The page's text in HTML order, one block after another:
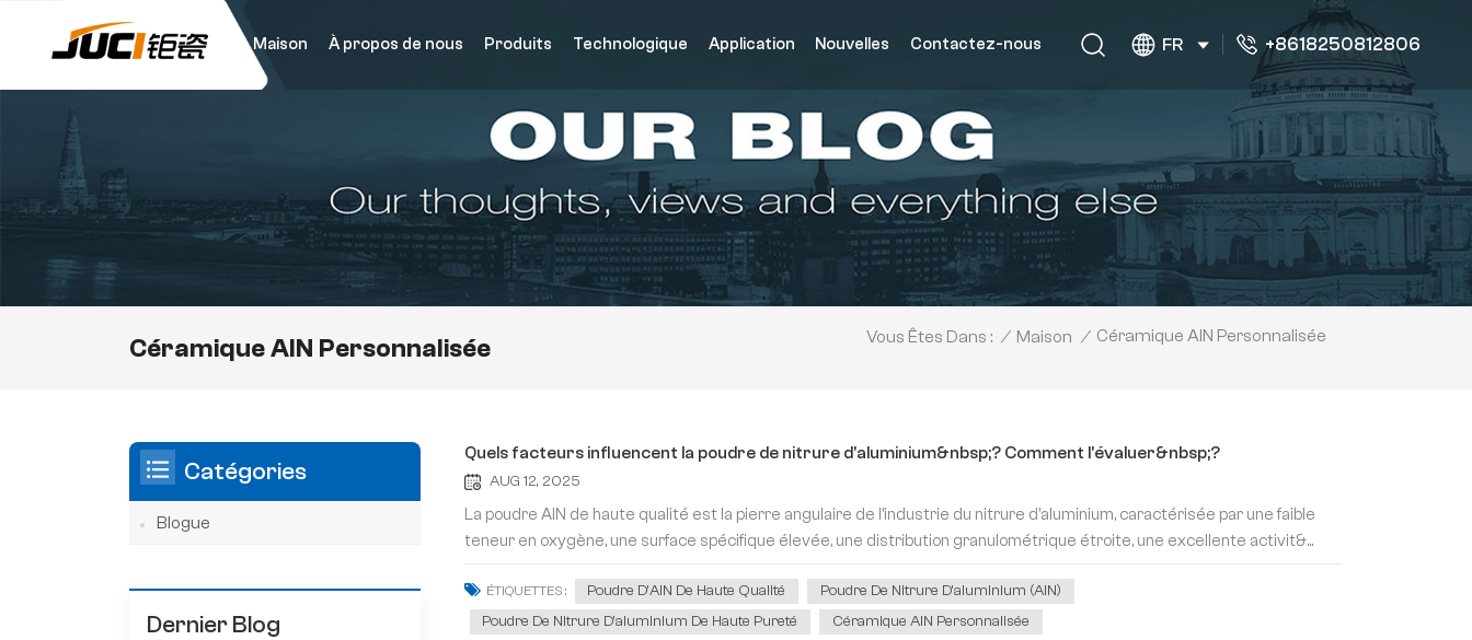
Maison À propos de nous Produits Technologique Application Nouvelles Contactez-nous FR +8618250812806
Céramique AlN Personnalisée Vous Êtes Dans : / Maison / Céramique AlN Personnalisée
Quels facteurs influencent la poudre de nitrure d'aluminium&nbsp;? Comment l'évaluer&nbsp;?
AUG 12, 2025
La poudre AlN de haute qualité est la pierre angulaire de l'industrie du nitrure d'aluminium, caractérisée par une faible
teneur en oxygène, une surface spécifique élevée, une distribution granulométrique étroite, une excellente activit&...
ÉTIQUETTES : Poudre D'AlN De Haute Qualité
Poudre De Nitrure D'aluminium (AlN)
Poudre De Nitrure D'aluminium De Haute Pureté
Céramique AlN Personnalisée
Catégories
Blogue
Dernier Blog